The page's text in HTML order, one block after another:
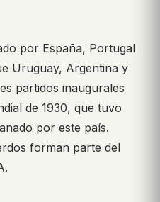
por España, Portugal
Uruguay, Argentina y
partidos inaugurales
de 1930, que tuvo
por este país.
forman parte del